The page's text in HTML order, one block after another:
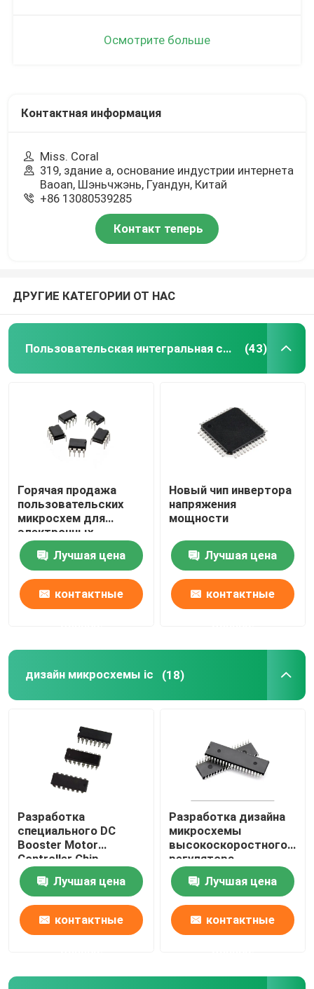
Осмотрите больше
Контактная информация
Miss. Coral
319, здание a, основание индустрии интернета
Baoan, Шэньчжэнь, Гуандун, Китай
+86 13080539285
Контакт теперь
ДРУГИЕ КАТЕГОРИИ ОТ НАС
Пользовательская интегральная схема (43)
Горячая продажа
пользовательских
микросхем для
электронных
компонентов
Лучшая цена
контактные
Новый чип инвертора
напряжения
мощности
Лучшая цена
контактные
дизайн микросхемы ic (18)
Разработка
специального DC
Booster Motor
Controller Chip
Brushless Motor IC
Лучшая цена
контактные
Разработка дизайна
микросхемы
высокоскоростного
регулятора
мощности
Лучшая цена
контактные